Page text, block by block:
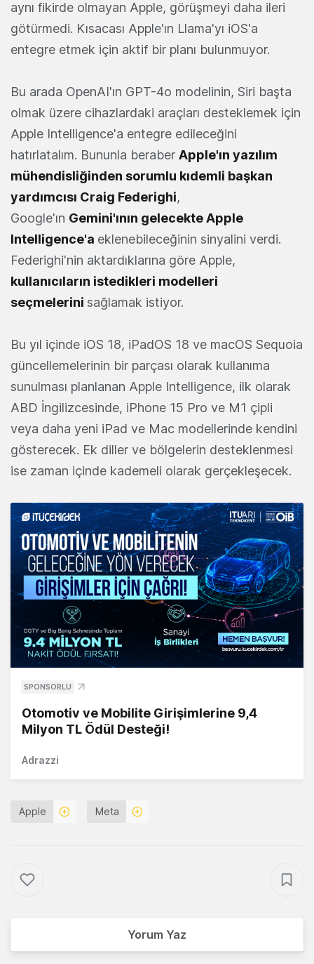
aynı fikirde olmayan Apple, görüşmeyi daha ileri
götürmedi. Kısacası Apple'ın Llama'yı iOS'a
entegre etmek için aktif bir planı bulunmuyor.
Bu arada OpenAI'ın GPT-4o modelinin, Siri başta
olmak üzere cihazlardaki araçları desteklemek için
Apple Intelligence'a entegre edileceğini
hatırlatalım. Bununla beraber Apple'ın yazılım
mühendisliğinden sorumlu kıdemli başkan
yardımcısı Craig Federighi,
Google'ın Gemini'ının gelecekte Apple
Intelligence'a eklenebileceğinin sinyalini verdi.
Federighi'nin aktardıklarına göre Apple,
kullanıcıların istedikleri modelleri
seçmelerini sağlamak istiyor.
Bu yıl içinde iOS 18, iPadOS 18 ve macOS Sequoia
güncellemelerinin bir parçası olarak kullanıma
sunulması planlanan Apple Intelligence, ilk olarak
ABD İngilizcesinde, iPhone 15 Pro ve M1 çipli
veya daha yeni iPad ve Mac modellerinde kendini
gösterecek. Ek diller ve bölgelerin desteklenmesi
ise zaman içinde kademeli olarak gerçekleşecek.
SPONSORLU
Otomotiv ve Mobilite Girişimlerine 9,4
Milyon TL Ödül Desteği!
Adrazzi
Apple Meta
Yorum Yaz